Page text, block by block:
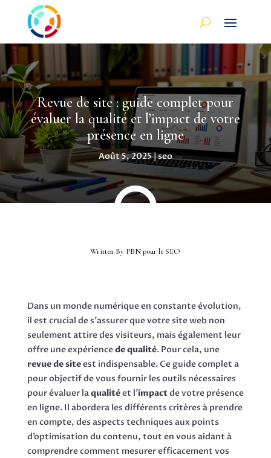
Revue de site : guide complet pour
évaluer la qualité et l’impact de votre
présence en ligne
Août 5, 2025|seo
Written By PBN pour le SEO
Dans un monde numérique en constante évolution,
il est crucial de s’assurer que votre site web non
seulement attire des visiteurs, mais également leur
offre une expériencede qualité. Pour cela, une
revue de siteest indispensable. Ce guide complet a
pour objectif de vous fournir les outils nécessaires
pour évaluer laqualitéet l’impactde votre présence
en ligne. Il abordera les différents critères à prendre
en compte, des aspects techniques aux points
d’optimisation du contenu, tout en vous aidant à
comprendre comment mesurer efficacement vos